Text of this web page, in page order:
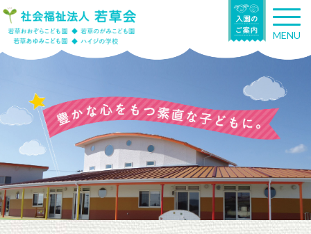
T
o
g
n
g
a
t
n
MENU